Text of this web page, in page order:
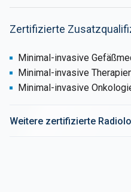
Zertifizierte
Minimal-invasive
Minimal-invasive
Minimal-invasive
Weitere zertifizierte